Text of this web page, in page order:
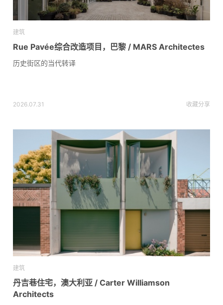
建筑
Rue Pavée综合改造项目，巴黎 / MARS Architectes
历史街区的当代转译
2026.07.31 收藏分享
建筑
丹吉巷住宅，澳大利亚 / Carter Williamson
Architects